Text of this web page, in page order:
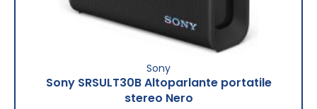
Sony
Sony SRSULT30B Altoparlante portatile
stereo Nero